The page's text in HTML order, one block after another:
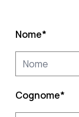
Nome*
Cognome*